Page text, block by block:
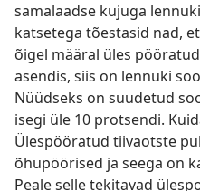
samalaadse kujuga
katsetega tõestasid nad,
õigel määral üles
asendis, siis on lennuki
Nüüdseks on suudetud
isegi üle 10 protsendi.
Ülespööratud tiivaotste
õhupöörised ja seega on
Peale selle tekitavad